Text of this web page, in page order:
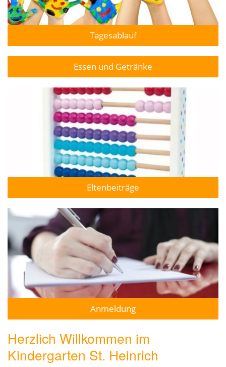
Tagesablauf
Essen und Getränke
Eltenbeiträge
Anmeldung
Herzlich Willkommen im
Kindergarten St. Heinrich